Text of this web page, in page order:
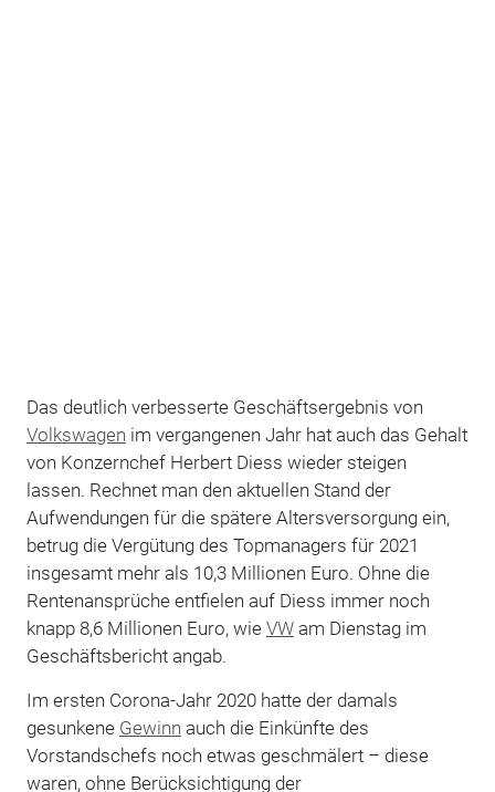
Das deutlich verbesserte Geschäftsergebnis von
Volkswagen im vergangenen Jahr hat auch das Gehalt
von Konzernchef Herbert Diess wieder steigen
lassen. Rechnet man den aktuellen Stand der
Aufwendungen für die spätere Altersversorgung ein,
betrug die Vergütung des Topmanagers für 2021
insgesamt mehr als 10,3 Millionen Euro. Ohne die
Rentenansprüche entfielen auf Diess immer noch
knapp 8,6 Millionen Euro, wie VWam Dienstag im
Geschäftsbericht angab.
Im ersten Corona-Jahr 2020 hatte der damals
gesunkene Gewinn auch die Einkünfte des
Vorstandschefs noch etwas geschmälert – diese
waren, ohne Berücksichtigung der